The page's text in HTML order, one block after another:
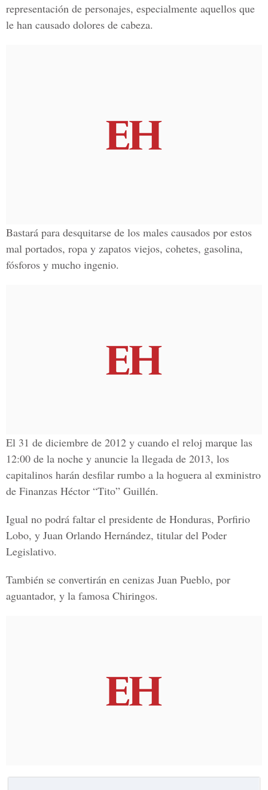
representación de personajes, especialmente aquellos que
le han causado dolores de cabeza.
Bastará para desquitarse de los males causados por estos
mal portados, ropa y zapatos viejos, cohetes, gasolina,
fósforos y mucho ingenio.
El 31 de diciembre de 2012 y cuando el reloj marque las
12:00 de la noche y anuncie la llegada de 2013, los
capitalinos harán desfilar rumbo a la hoguera al exministro
de Finanzas Héctor “Tito” Guillén.
Igual no podrá faltar el presidente de Honduras, Porfirio
Lobo, y Juan Orlando Hernández, titular del Poder
Legislativo.
También se convertirán en cenizas Juan Pueblo, por
aguantador, y la famosa Chiringos.